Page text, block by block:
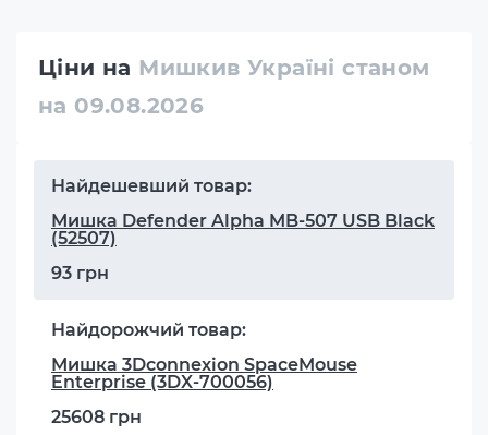
Ціни на Мишкив Україні станом
на 09.08.2026
Найдешевший товар:
Мишка Defender Alpha MB-507 USB Black
(52507)
93 грн
Найдорожчий товар:
Мишка 3Dconnexion SpaceMouse
Enterprise (3DX-700056)
25608 грн